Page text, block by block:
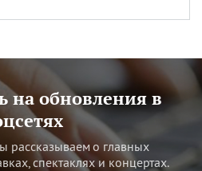
на обновления в
о главных
спектаклях и концертах.